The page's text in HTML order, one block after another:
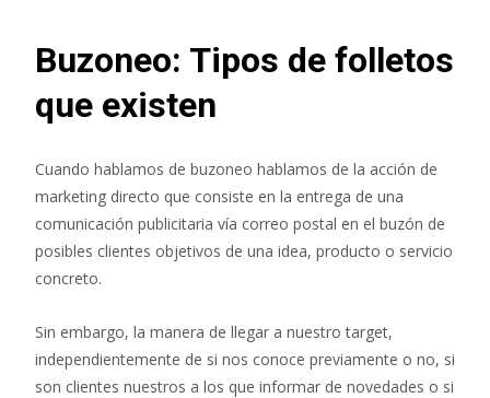
Buzoneo: Tipos de folletos
que existen
Cuando hablamos de buzoneo hablamos de la acción de
marketing directo que consiste en la entrega de una
comunicación publicitaria vía correo postal en el buzón de
posibles clientes objetivos de una idea, producto o servicio
concreto.
Sin embargo, la manera de llegar a nuestro target,
independientemente de si nos conoce previamente o no, si
son clientes nuestros a los que informar de novedades o si